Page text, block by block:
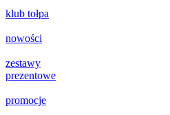
klub tołpa
nowości
zestawy
prezentowe
promocje